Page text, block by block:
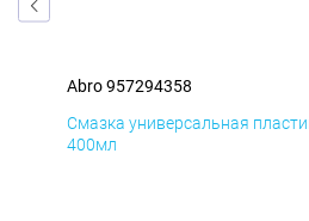
Abro 957294358
Смазка универсальная
400мл